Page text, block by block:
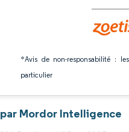
*Avis de non-responsabilité :
particulier
Mordor Intelligence